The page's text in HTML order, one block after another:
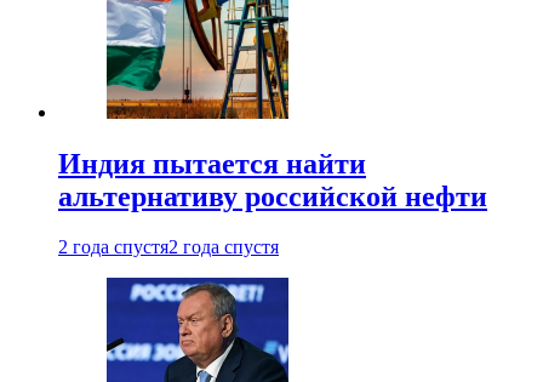
Индия пытается найти
альтернативу российской нефти
2 года спустя2 года спустя